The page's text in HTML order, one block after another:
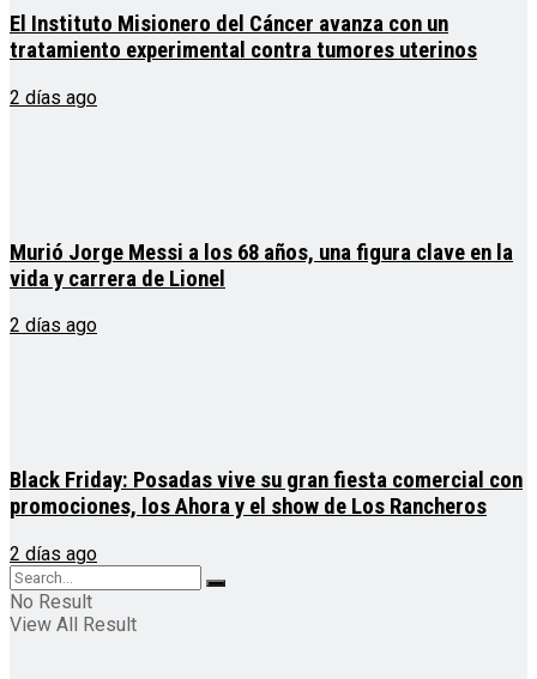
El Instituto Misionero del Cáncer avanza con un
tratamiento experimental contra tumores uterinos
2 días ago
Murió Jorge Messi a los 68 años, una figura clave en la
vida y carrera de Lionel
2 días ago
Black Friday: Posadas vive su gran fiesta comercial con
promociones, los Ahora y el show de Los Rancheros
2 días ago
No Result
View All Result